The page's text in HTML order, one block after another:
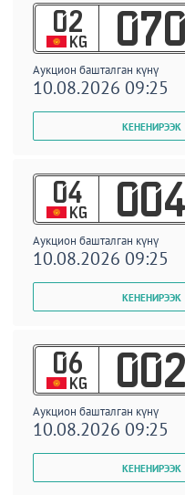
02
KG 070
Аукцион башталган күнү
10.08.2026 09:25
04
KG 004
Аукцион башталган күнү
10.08.2026 09:25
06
KG 002
Аукцион башталган күнү
10.08.2026 09:25